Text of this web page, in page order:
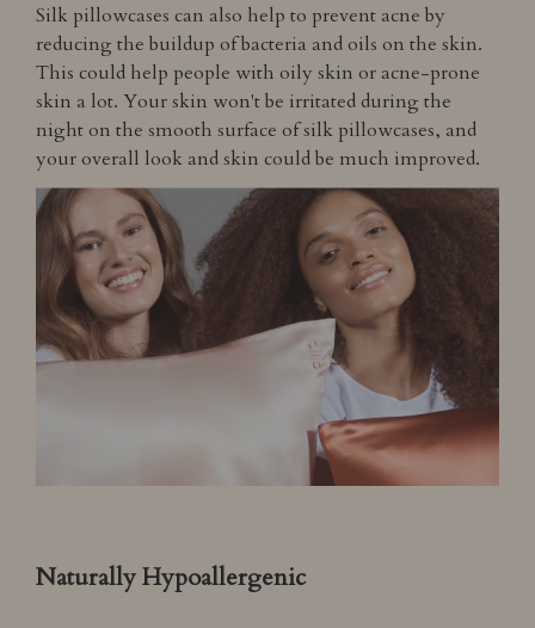
Silk pillowcases can also help to prevent acne by
reducing the buildup of bacteria and oils on the skin.
This could help people with oily skin or acne-prone
skin a lot. Your skin won't be irritated during the
night on the smooth surface of silk pillowcases, and
your overall look and skin could be much improved.
Naturally Hypoallergenic